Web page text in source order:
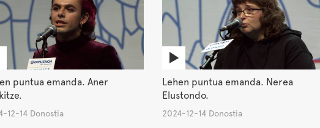
puntua emanda. Aner
12-14 Donostia
Lehen puntua emanda. Nerea
Elustondo.
2024-12-14 Donostia